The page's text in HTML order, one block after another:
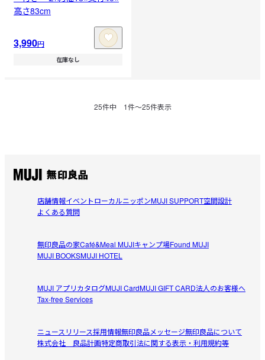
高さ83cm
3,990円
在庫なし
25件中 1件〜25件表示
店舗情報イベントローカルニッポンMUJI SUPPORT空間設計
よくある質問
無印良品の家Café&Meal MUJIキャンプ場Found MUJI
MUJI BOOKSMUJI HOTEL
MUJI アプリカタログMUJI CardMUJI GIFT CARD法人のお客様へ
Tax-free Services
ニュースリリース採用情報無印良品メッセージ無印良品について
株式会社 良品計画特定商取引法に関する表示・利用規約等